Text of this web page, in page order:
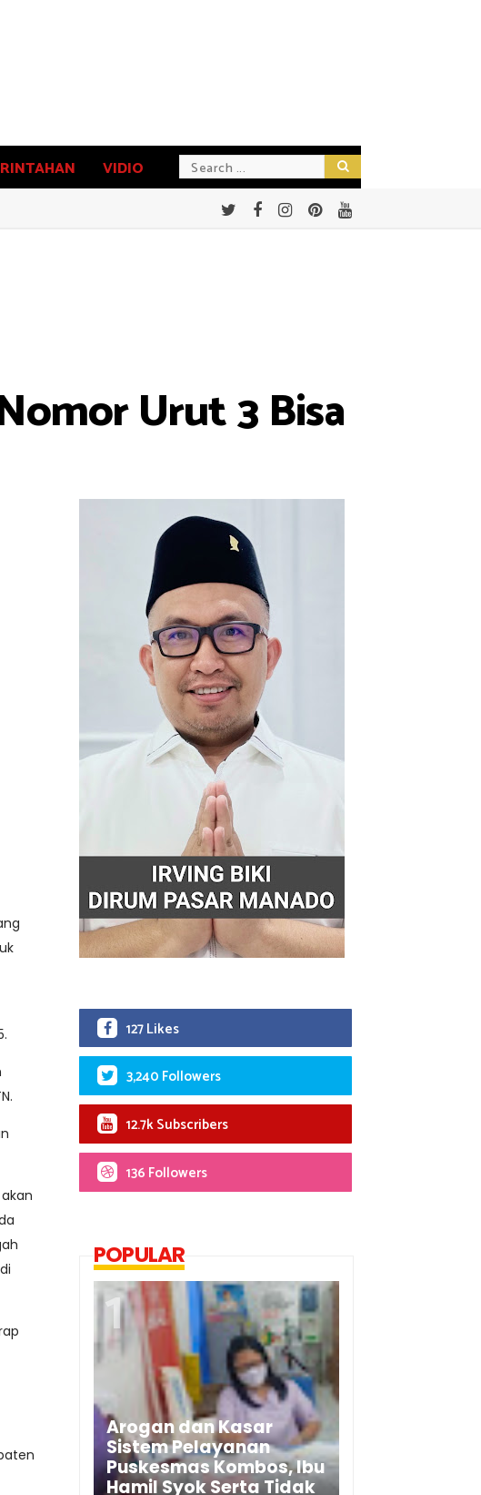
VIDIO
Urut 3 Bisa
127 Likes
3,240 Followers
12.7k Subscribers
136 Followers
POPULAR
Arogan dan Kasar
Sistem Pelayanan
Puskesmas Kombos, Ibu
Hamil Syok Serta Tidak